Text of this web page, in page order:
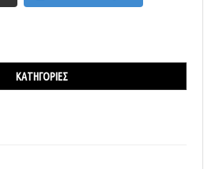
ΚΑΤΗΓΟΡΊΕΣ